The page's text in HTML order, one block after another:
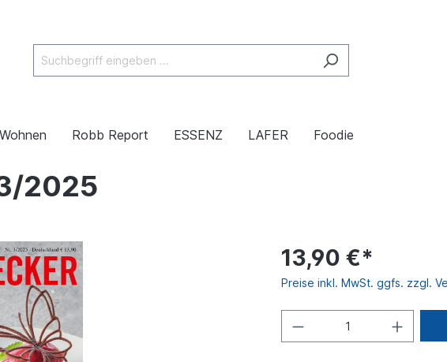
Robb Report ESSENZ LAFER Foodie
2025
13,90 €*
Preise inkl. MwSt. ggfs. zzgl.